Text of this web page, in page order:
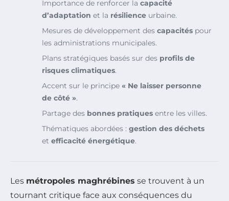
Importance de renforcer la capacité
d’adaptation et la résilience urbaine.
Mesures de développement des capacités pour
les administrations municipales.
Plans stratégiques basés sur des profils de
risques climatiques.
Accent sur le principe « Ne laisser personne
de côté ».
Partage des bonnes pratiques entre les villes.
Thématiques abordées : gestion des déchets
et efficacité énergétique.
Les métropoles maghrébines se trouvent à un
tournant critique face aux conséquences du